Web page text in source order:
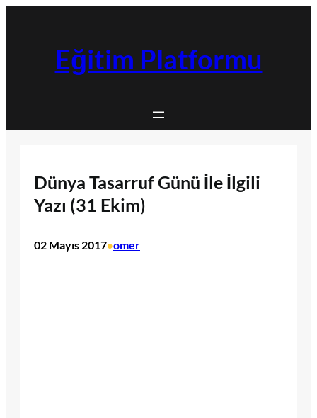
Eğitim Platformu
Dünya Tasarruf Günü İle İlgili
Yazı (31 Ekim)
02 Mayıs 2017•omer